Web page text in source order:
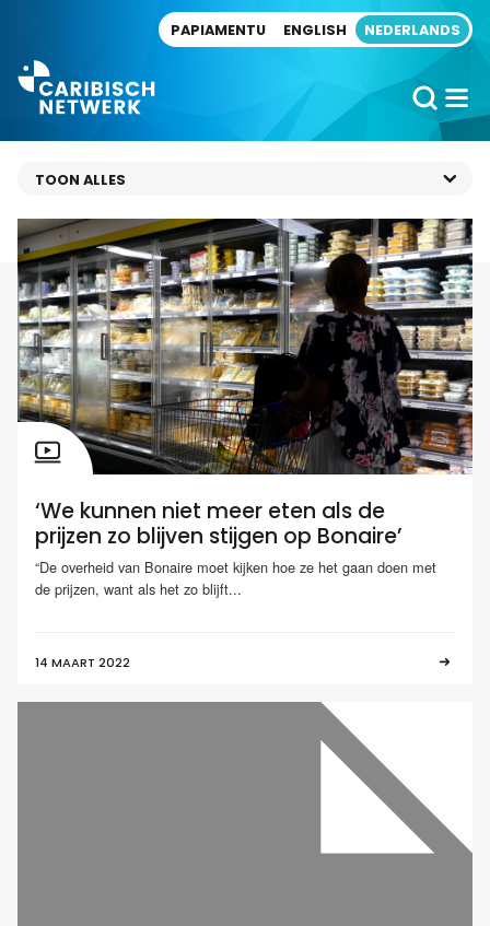
PAPIAMENTU ENGLISH NEDERLANDS
‘We kunnen niet meer eten als de
prijzen zo blijven stijgen op Bonaire’
“De overheid van Bonaire moet kijken hoe ze het gaan doen met
de prijzen, want als het zo blijft...
14 MAART 2022